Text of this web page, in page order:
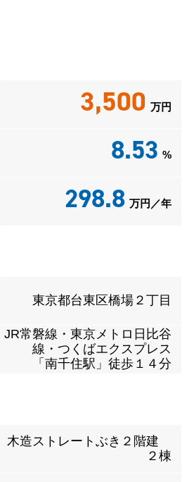
3,500 万円
8.53 %
298.8 万円／年
東京都台東区橋場２丁目
JR常磐線・東京メトロ日比谷
線・つくばエクスプレス
「南千住駅」徒歩１４分
木造ストレートぶき２階建
２棟